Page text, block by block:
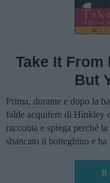
Take It
But
Prima, durante e dopo la
falde acquifere di Hinkley
racconta e spiega perché
sbancato il botteghino e
8